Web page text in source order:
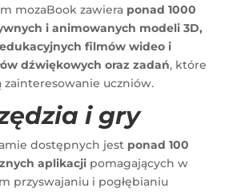
mozaBook zawiera ponad 1000
i animowanych modeli 3D,
filmów wideo i
dźwiękowych oraz zadań, które
zainteresowanie uczniów.
i gry
dostępnych jest ponad 100
aplikacji pomagających w
przyswajaniu i pogłębianiu